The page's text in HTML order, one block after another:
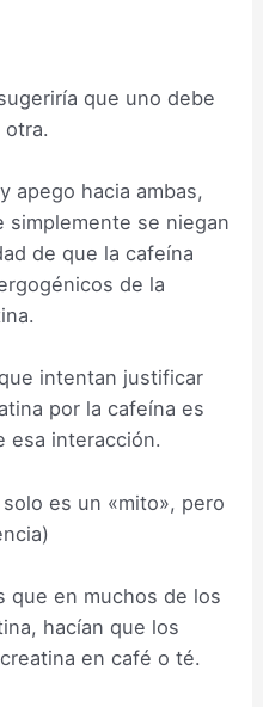
que uno debe
apego hacia ambas,
simplemente se niegan
de que la cafeína
de la
intentan justificar
por la cafeína es
esa interacción.
es un «mito», pero
que en muchos de los
hacían que los
en café o té.